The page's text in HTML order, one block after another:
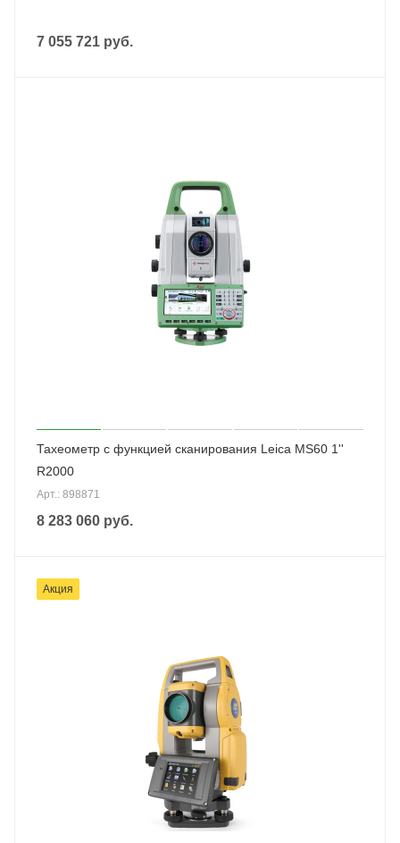
7 055 721 руб.
Тахеометр с функцией сканирования Leica MS60 1''
R2000
Арт.: 898871
8 283 060 руб.
Акция